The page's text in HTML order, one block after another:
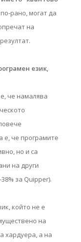
рано, могат да
на
език,
че намалява
е, че програмите
но и са
на други
за Quipper).
който не е
на
хардуера, а на